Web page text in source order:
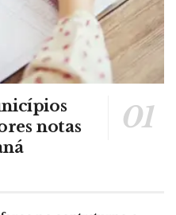
notas